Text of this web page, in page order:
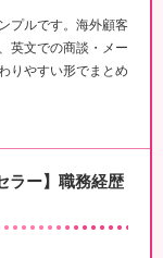
プルです。海外顧客
英文での商談・メー
りやすい形でまとめ
ラー】職務経歴